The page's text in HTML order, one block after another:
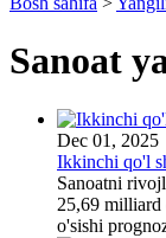
Sanoat
Dec 01, 2025
Ikkinchi qo'l
Sanoatni
25,69 milliard
o'sishi